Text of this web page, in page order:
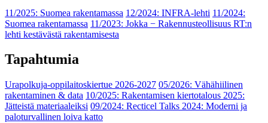
11/2025: Suomea rakentamassa 12/2024: INFRA-lehti 11/2024:
Suomea rakentamassa 11/2023: Jokka − Rakennusteollisuus RT:n
lehti kestävästä rakentamisesta
Tapahtumia
Urapolkuja-oppilaitoskiertue 2026-2027 05/2026: Vähähiilinen
rakentaminen & data 10/2025: Rakentamisen kiertotalous 2025:
Jätteistä materiaaleiksi 09/2024: Recticel Talks 2024: Moderni ja
paloturvallinen loiva katto